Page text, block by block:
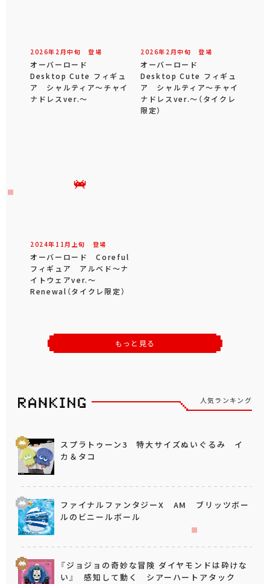
2026年 2 月中旬 登場
オーバーロード
Desktop Cute フィギュ
ア シャルティア～チャイ
ナドレスver.～
2026年 2 月中旬 登場
オーバーロード
Desktop Cute フィギュ
ア シャルティア～チャイ
ナドレスver.～（タイクレ
限定）
2024年 11 月 上旬 登場
オーバーロード Coreful
フィギュア アルベド～ナ
イトウェアver.～
Renewal（タイクレ限定）
もっと見る
人気ランキング
スプラトゥーン3 特大サイズぬいぐるみ イ
カ＆タコ
ファイナルファンタジーX AM ブリッツボー
ルのビニールボール
『ジョジョの奇妙な冒険 ダイヤモンドは砕けな
い』 感知して動く シアーハートアタック